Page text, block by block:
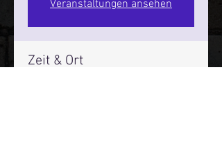
Veranstaltungen ansehen
Zeit & Ort